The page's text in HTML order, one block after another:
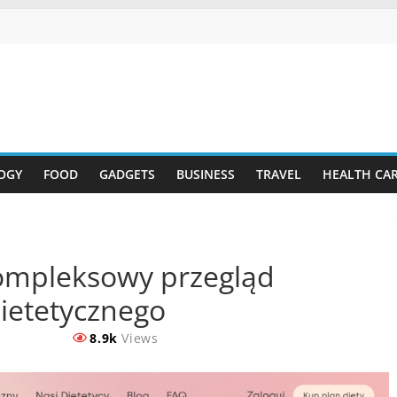
FOOD GADGETS BUSINESS TRAVEL HEALTH
przegląd
8.9k Views